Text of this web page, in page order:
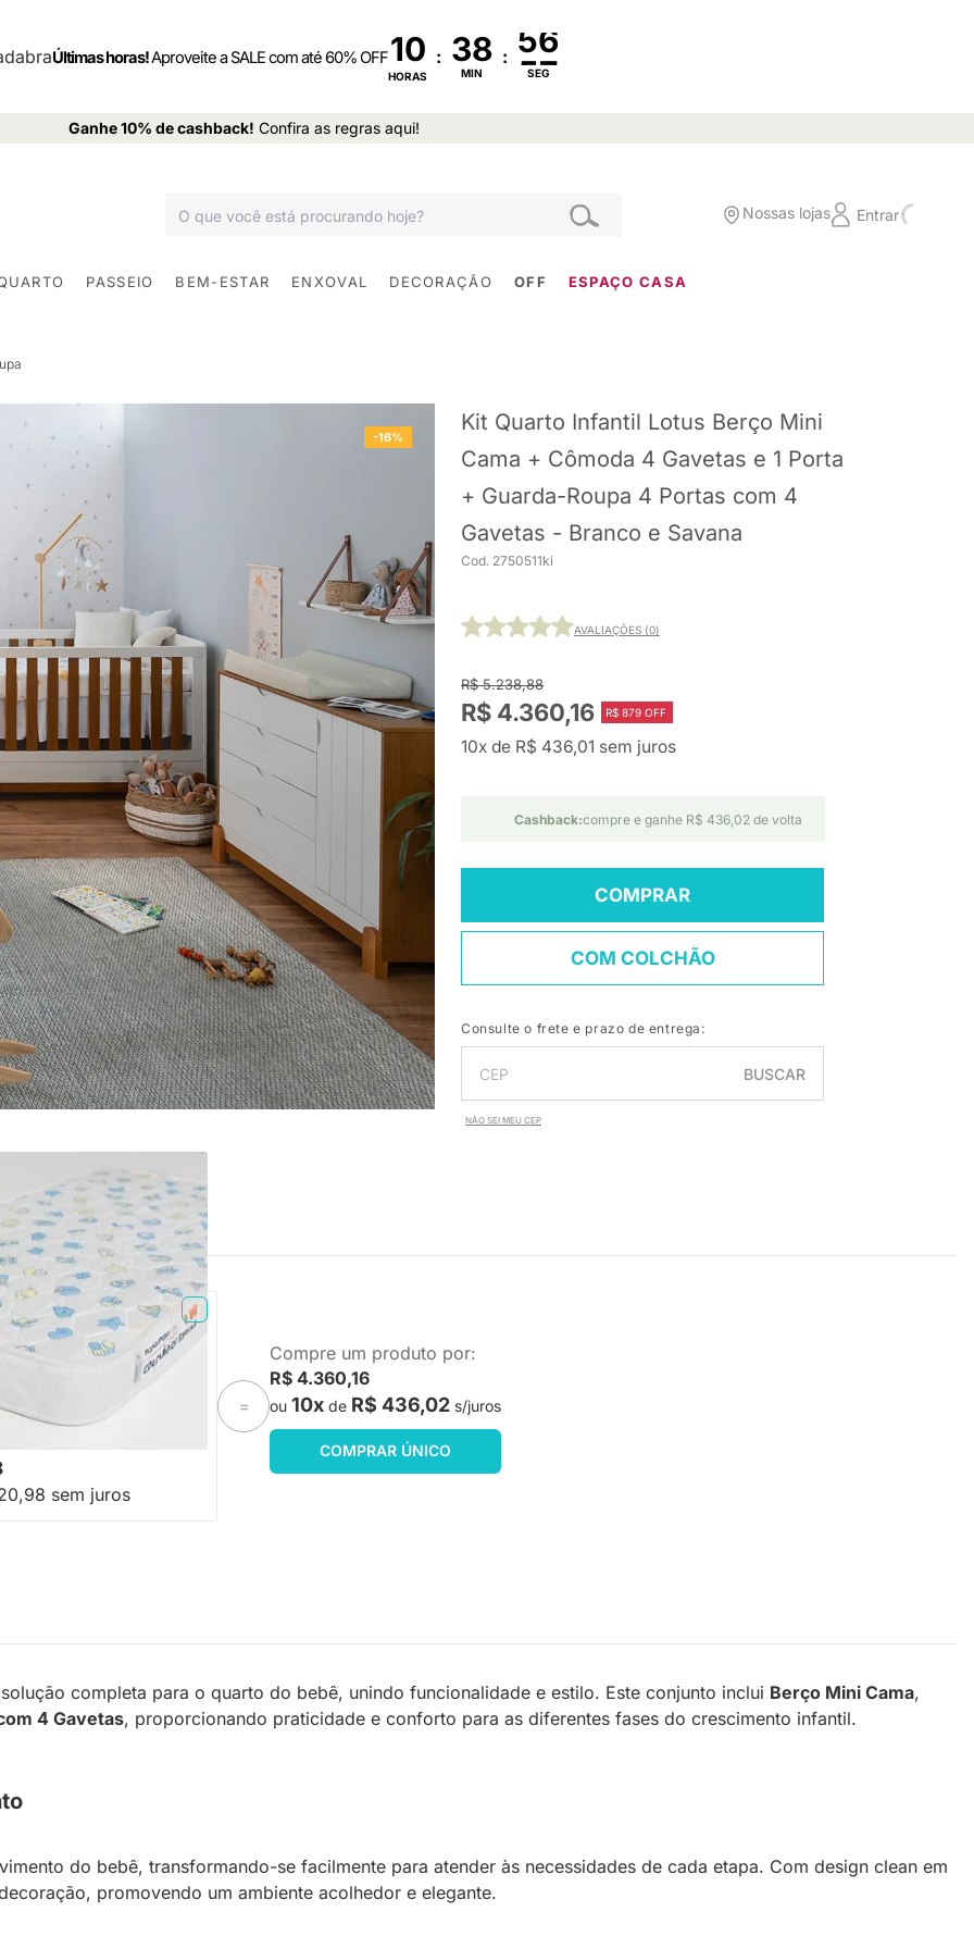
Últimas horas!Aproveite a SALE com até 60% OFF10
HORAS
:
MIN
:
SEG
Ganhe 10% de cashback! Confira as regras aqui!
Nossas lojas Entrar
PASSEIO BEM-ESTAR ENXOVAL DECORAÇÃO OFF ESPAÇO CASA
-16%
Kit Quarto Infantil Lotus Berço Mini
Cama + Cômoda 4 Gavetas e 1 Porta
+ Guarda-Roupa 4 Portas com 4
Gavetas - Branco e Savana
Cod. 2750511ki
AVALIAÇÕES (0)
R$ 5.238,88
R$ 4.360,16 R$ 879 OFF
10x de R$ 436,01 sem juros
Cashback:compre e ganhe R$ 436,02 de volta
COMPRAR
COM COLCHÃO
Consulte o frete e prazo de entrega:
BUSCAR
NÃO SEI MEU CEP
PRONTA ENTREGA
Plummi Berço
sem juros
=
Compre um produto por:
R$ 4.360,16
ou 10x de R$ 436,02 s/juros
COMPRAR ÚNICO
completa para o quarto do bebê, unindo funcionalidade e estilo. Este conjunto inclui Berço Mini Cama,
4 Gavetas, proporcionando praticidade e conforto para as diferentes fases do crescimento infantil.
do bebê, transformando-se facilmente para atender às necessidades de cada etapa. Com design clean em
promovendo um ambiente acolhedor e elegante.